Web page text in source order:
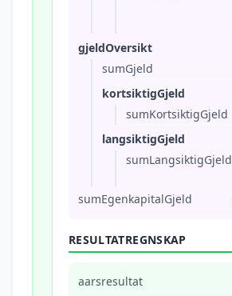
gjeldOversikt
sumGjeld
kortsiktigGjeld
sumKortsiktigGjeld
langsiktigGjeld
sumLangsiktigGjeld
sumEgenkapitalGjeld
RESULTATREGNSKAP
aarsresultat